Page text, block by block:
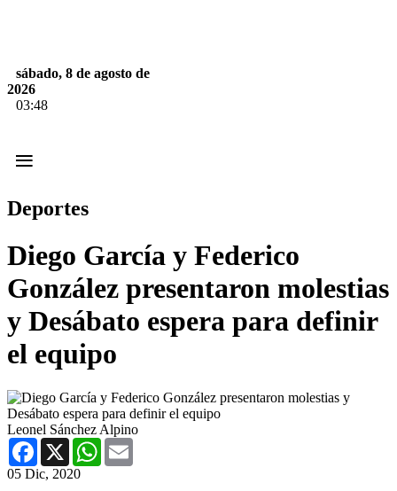
sábado, 8 de agosto de
2026
03:48
≡
Deportes
Diego García y Federico
González presentaron molestias
y Desábato espera para definir
el equipo
Leonel Sánchez Alpino
Facebook
X WhatsApp
05 Dic, 2020